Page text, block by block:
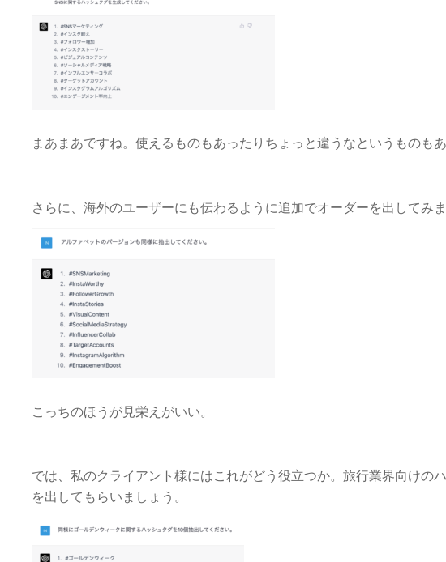
まあまあですね。使えるものもあったりちょっと違うなというものもあ
さらに、海外のユーザーにも伝わるように追加でオーダーを出してみま
こっちのほうが見栄えがいい。
では、私のクライアント様にはこれがどう役立つか。旅行業界向けの
を出してもらいましょう。